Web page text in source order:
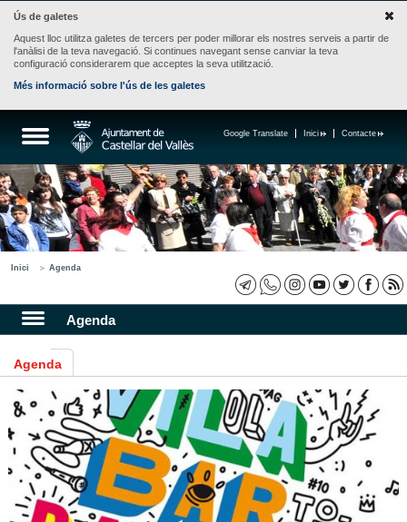
Ús de galetes
Aquest lloc utilitza galetes de tercers per poder millorar els nostres serveis a partir de
l'anàlisi de la teva navegació. Si continues navegant sense canviar la teva
configuració considerarem que acceptes la seva utilització.
Més informació sobre l'ús de les galetes
Contacte
Inici
Google Translate
Inici Agenda
Agenda
Agenda